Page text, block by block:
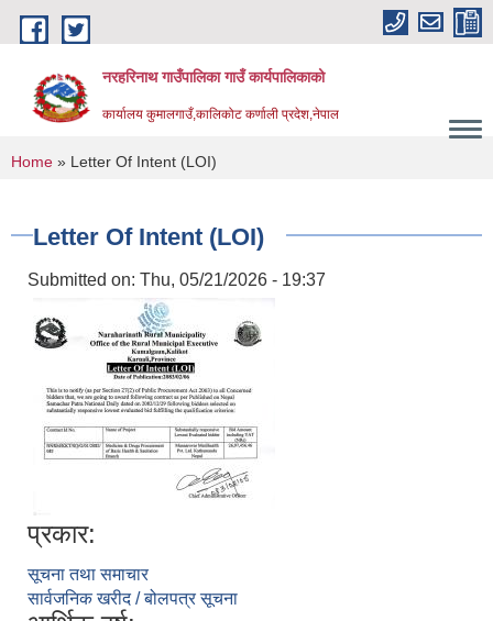
Skip to main content
नरहरिनाथ गाउँपालिका गाउँ कार्यपालिकाको
कार्यालय कुमालगाउँ,कालिकोट कर्णाली प्रदेश,नेपाल
You are here
Home » Letter Of Intent (LOI)
Letter Of Intent (LOI)
Submitted on: Thu, 05/21/2026 - 19:37
प्रकार:
सूचना तथा समाचार
सार्वजनिक खरीद / बोलपत्र सूचना